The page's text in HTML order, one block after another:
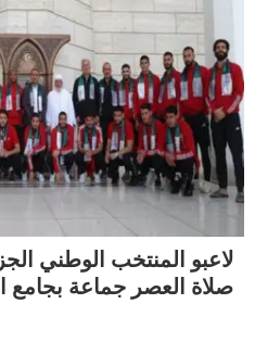
لاعبو المنتخب الوطني
صلاة العصر جماعة بجامع